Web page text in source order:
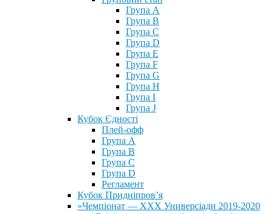
Група A
Група B
Група C
Група D
Група E
Група F
Група G
Група H
Група I
Група J
Кубок Єдності
Плей-офф
Група А
Група В
Група С
Група D
Регламент
Кубок Придніпров’я
«Чемпіонат — ХХХ Универсіади 2019-2020